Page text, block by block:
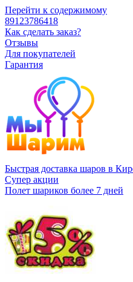
Перейти к содержимому
89123786418
Как сделать заказ?
Отзывы
Для покупателей
Гарантия
Быстрая доставка шаров в
Супер акции
Полет шариков более 7 дней